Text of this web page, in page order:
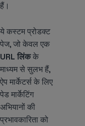
हैं।
ये कस्टम प्रोडक्ट
पेज, जो केवल एक
URL लिंकके
माध्यम से सुलभ हैं,
ऐप मार्केटर्स के लिए
पेड मार्केटिंग
अभियानों की
प्रभावकारिता को